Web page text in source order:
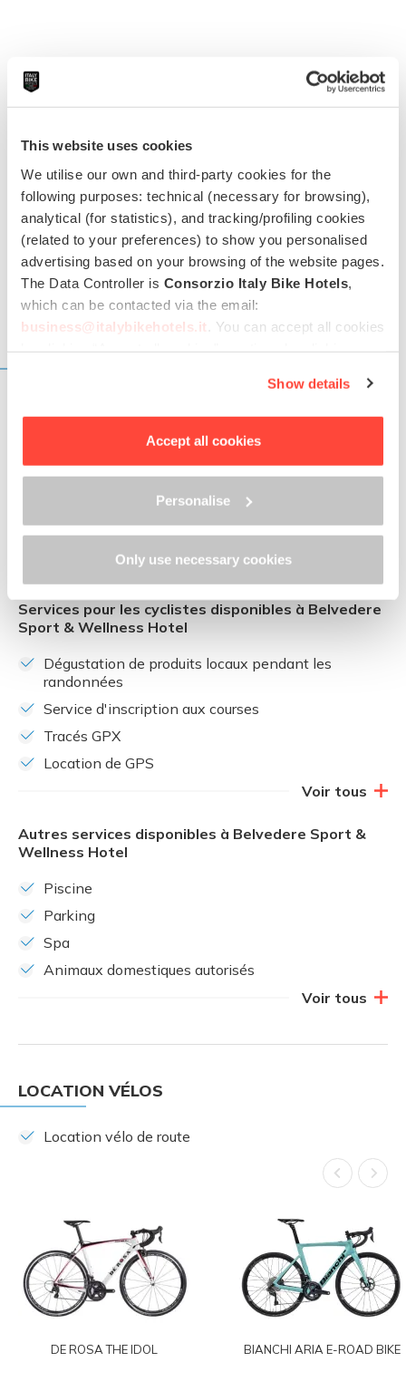
This website uses cookies
We utilise our own and third-party cookies for the
following purposes: technical (necessary for browsing),
analytical (for statistics), and tracking/profiling cookies
(related to your preferences) to show you personalised
advertising based on your browsing of the website pages.
The Data Controller is Consorzio Italy Bike Hotels
which can be contacted via the email:
business@italybikehotels.it . You can accept all cookies
In order to withdraw the consent provided previously and
to view the complete information on data processing,
Show details
Accept all cookies
Personalise
Only use necessary cookies
SERVICES
Italy Bike Hotels
Atelier pour les réparations/entretien
Zones aménagées pour le lavage et gonflage
Services pour les cyclistes disponibles à Belvedere
Sport & Wellness Hotel
Dégustation de produits locaux pendant les
randonnées
Service d'inscription aux courses
Tracés GPX
Location de GPS
Voir tous
Autres services disponibles à Belvedere Sport &
Wellness Hotel
Piscine
Parking
Spa
Animaux domestiques autorisés
Voir tous
LOCATION VÉLOS
Location vélo de route
DE ROSA THE IDOL BIANCHI ARIA E-ROAD BIKE